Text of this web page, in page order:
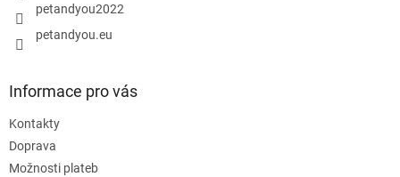
petandyou2022
petandyou.eu
Informace pro vás
Kontakty
Doprava
Možnosti plateb